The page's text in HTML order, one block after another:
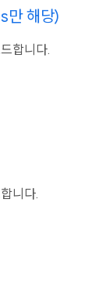
만 해당)
합니다.
니다.